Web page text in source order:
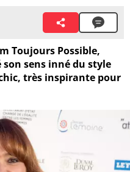
Toujours Possible,
sens inné du style
très inspirante pour